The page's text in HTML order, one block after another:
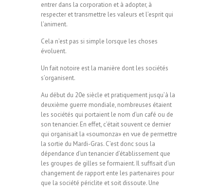
entrer dans la corporation et à adopter, à
respecter et transmettre les valeurs et l’esprit qui
l’animent.
Cela n’est pas si simple lorsque les choses
évoluent.
Un fait notoire est la manière dont les sociétés
s’organisent.
Au début du 20e siècle et pratiquement jusqu’à la
deuxième guerre mondiale, nombreuses étaient
les sociétés qui portaient le nom d’un café ou de
son tenancier. En effet, c’était souvent ce dernier
qui organisait la «soumonza» en vue de permettre
la sortie du Mardi-Gras. C’est donc sous la
dépendance d’un tenancier d’établissement que
les groupes de gilles se formaient. Il suffisait d’un
changement de rapport ente les partenaires pour
que la société périclite et soit dissoute. Une